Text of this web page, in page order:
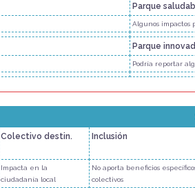
Parque
Algunos impactos
Parque
Podría reportar
Colectivo destin. Inclusión
Impacta en la
ciudadanía local
No aporta beneficios
colectivos